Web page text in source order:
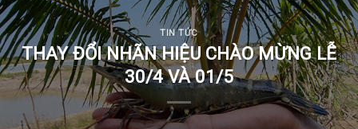
TIN TỨC
THAY ĐỔI NHÃN HIỆU CHÀO MỪNG LỄ
30/4 VÀ 01/5